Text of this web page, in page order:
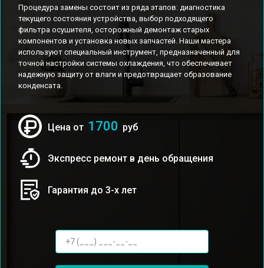
Процедура замены состоит из ряда этапов: диагностика
текущего состояния устройства, выбор подходящего
фильтра осушителя, осторожный демонтаж старых
компонентов и установка новых запчастей. Наши мастера
используют специальный инструмент, предназначенный для
точной настройки системы охлаждения, что обеспечивает
надежную защиту от влаги и предотвращает образование
конденсата.
Цена от 1700 руб
Экспресс ремонт в день обращения
Гарантия до 3-х лет